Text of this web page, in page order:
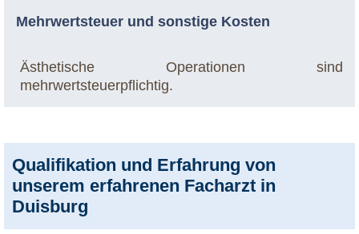
Mehrwertsteuer und sonstige Kosten
Ästhetische Operationen sind
mehrwertsteuerpflichtig.
Qualifikation und Erfahrung von
unserem erfahrenen Facharzt in
Duisburg